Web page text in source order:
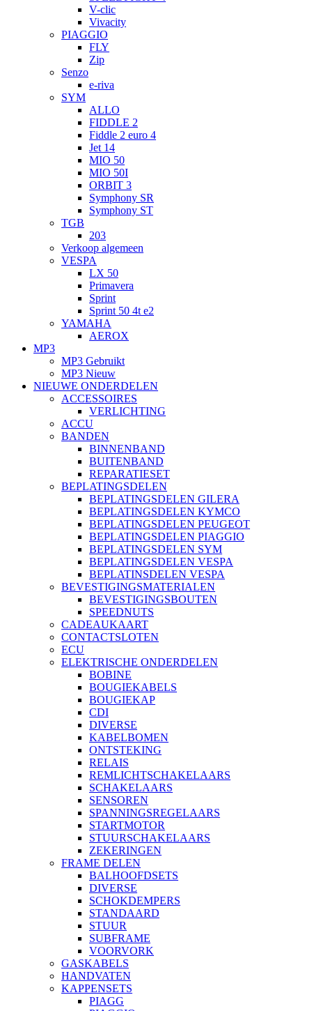
V-clic
Vivacity
PIAGGIO
FLY
Zip
Senzo
e-riva
SYM
ALLO
FIDDLE 2
Fiddle 2 euro 4
Jet 14
MIO 50
MIO 50I
ORBIT 3
Symphony SR
Symphony ST
TGB
203
Verkoop algemeen
VESPA
LX 50
Primavera
Sprint
Sprint 50 4t e2
YAMAHA
AEROX
MP3
MP3 Gebruikt
MP3 Nieuw
NIEUWE ONDERDELEN
ACCESSOIRES
VERLICHTING
ACCU
BANDEN
BINNENBAND
BUITENBAND
REPARATIESET
BEPLATINGSDELEN
BEPLATINGSDELEN GILERA
BEPLATINGSDELEN KYMCO
BEPLATINGSDELEN PEUGEOT
BEPLATINGSDELEN PIAGGIO
BEPLATINGSDELEN SYM
BEPLATINGSDELEN VESPA
BEPLATINSDELEN VESPA
BEVESTIGINGSMATERIALEN
BEVESTIGINGSBOUTEN
SPEEDNUTS
CADEAUKAART
CONTACTSLOTEN
ECU
ELEKTRISCHE ONDERDELEN
BOBINE
BOUGIEKABELS
BOUGIEKAP
CDI
DIVERSE
KABELBOMEN
ONTSTEKING
RELAIS
REMLICHTSCHAKELAARS
SCHAKELAARS
SENSOREN
SPANNINGSREGELAARS
STARTMOTOR
STUURSCHAKELAARS
ZEKERINGEN
FRAME DELEN
BALHOOFDSETS
DIVERSE
SCHOKDEMPERS
STANDAARD
STUUR
SUBFRAME
VOORVORK
GASKABELS
HANDVATEN
KAPPENSETS
PIAGG